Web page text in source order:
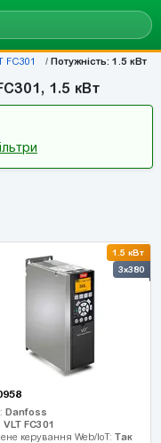
FC301 Потужність: 1.5 кВт
1.5 кВт
1.5 кВт
3x380
Danfoss
VLT FC301
керування Web/IoT: Так